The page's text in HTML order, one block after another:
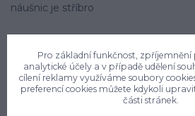
náušnic je stříbro
Komentáře 0
Pro základní funkčnost,
analytické účely a v případě udělení
cílení reklamy využíváme soubory
preferencí cookies můžete kdykoli
části stránek.